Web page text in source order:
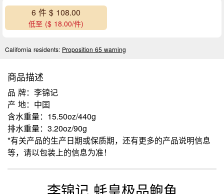
6 件 $ 108.00
低至 ($ 18.00/件)
California residents: Proposition 65 warning
商品描述
品 牌：李锦记
产 地：中囯
含水重量：15.50oz/440g
排水重量：3.20oz/90g
*有关产品的生产日期或保质期，还有更多的产品说明信息
等，请以包装上的信息为准！
李锦记 蚝皇极品鲍鱼